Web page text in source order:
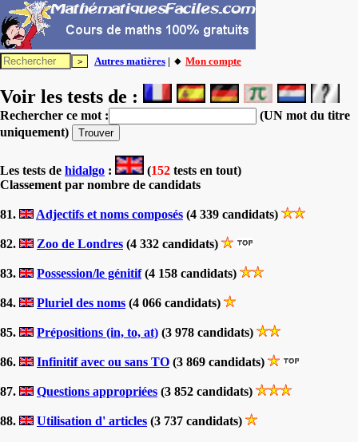
Autres matières | 🔸 Mon compte
Voir les tests de :
Rechercher ce mot :
(UN mot du titre
uniquement)
Les tests de hidalgo : (152 tests en tout)
Classement par nombre de candidats
81. Adjectifs et noms composés (4 339 candidats)
82. Zoo de Londres (4 332 candidats)
83. Possession/le génitif(4 158 candidats)
84. Pluriel des noms (4 066 candidats)
85. Prépositions (in, to, at) (3 978 candidats)
86. Infinitif avec ou sans TO (3 869 candidats)
87. Questions appropriées (3 852 candidats)
88. Utilisation d' articles (3 737 candidats)